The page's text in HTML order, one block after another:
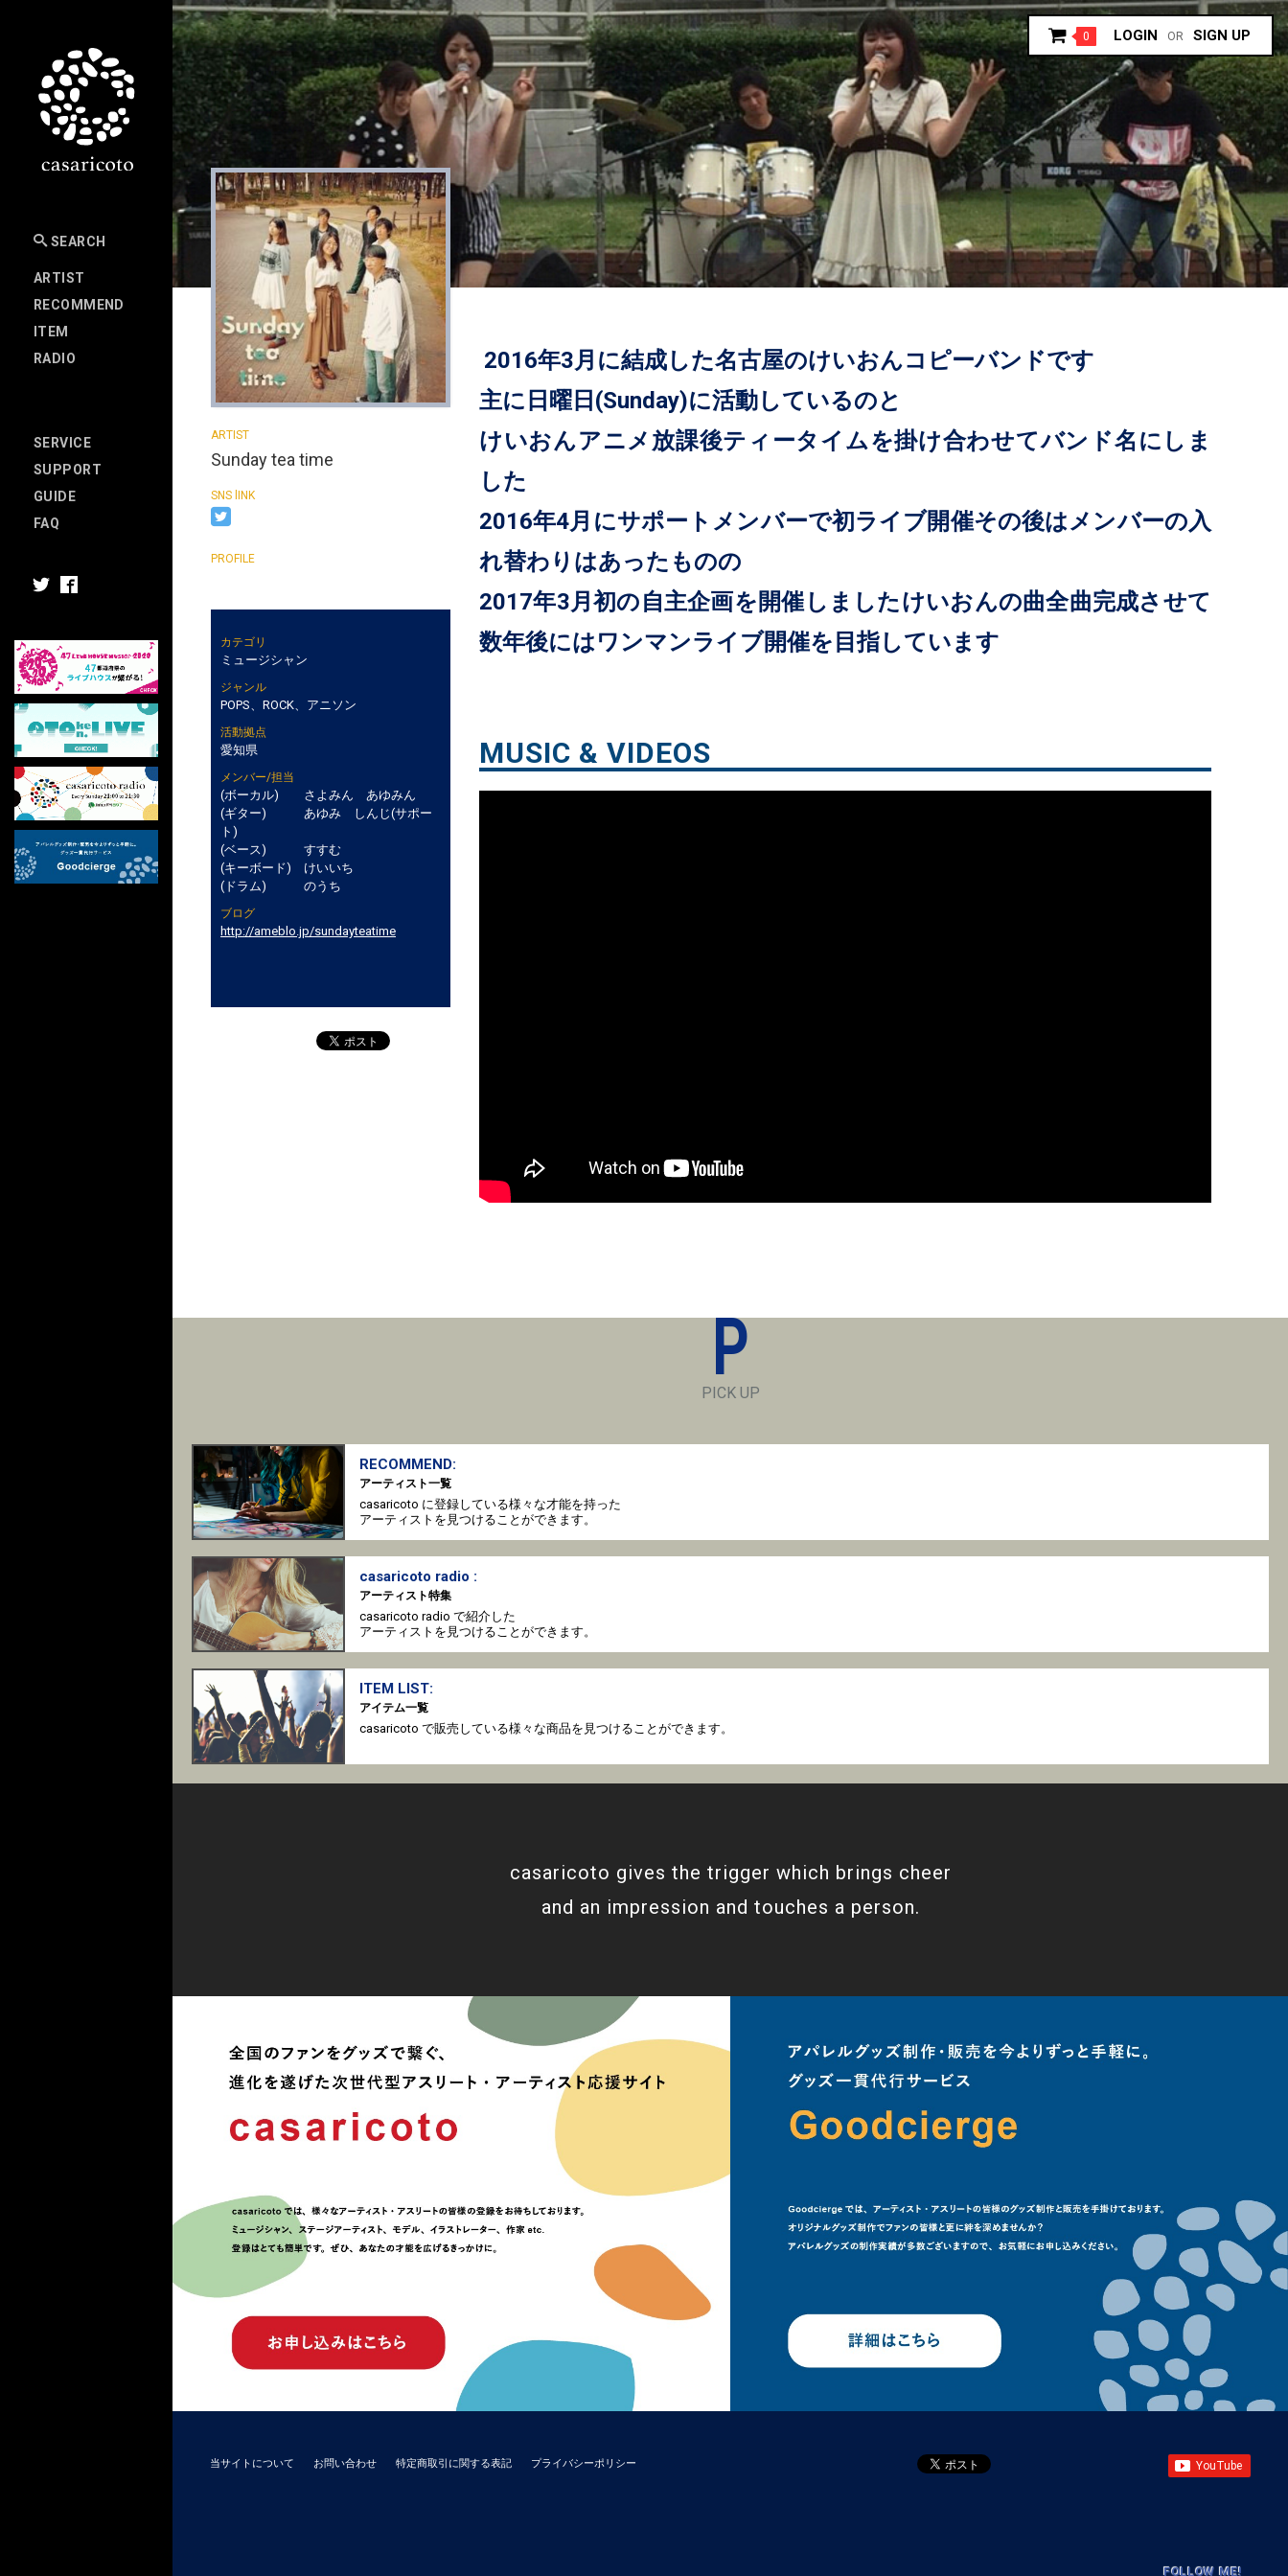
SEARCH
ARTIST
RECOMMEND
ITEM
RADIO
SERVICE
SUPPORT
GUIDE
FAQ
0 LOGIN OR SIGN UP
Sunday tea time
カテゴリ
ミュージシャン
ジャンル
POPS、ROCK、アニソン
活動拠点
愛知県
メンバー/担当
(ボーカル) さよみん あゆみん
(ギター) あゆみ しんじ(サポー
ト)
(ベース) すすむ
(キーボード) けいいち
(ドラム) のうち
ブログ
http://ameblo.jp/sundayteatime
2016年3月に結成した名古屋のけいおんコピーバンドです
主に日曜日(Sunday)に活動しているのと
けいおんアニメ放課後ティータイムを掛け合わせてバンド名にしま
した
2016年4月にサポートメンバーで初ライブ開催その後はメンバーの入
れ替わりはあったものの
2017年3月初の自主企画を開催しましたけいおんの曲全曲完成させて
数年後にはワンマンライブ開催を目指しています
MUSIC & VIDEOS
P
PICK UP
RECOMMEND:
アーティスト一覧
casaricoto に登録している様々な才能を持った
アーティストを見つけることができます。
casaricoto radio :
アーティスト特集
casaricoto radio で紹介した
アーティストを見つけることができます。
ITEM LIST:
アイテム一覧
casaricoto で販売している様々な商品を見つけることができます。
casaricoto gives the trigger which brings cheer
and an impression and touches a person.
FOLLOW ME!
当サイトについて お問い合わせ 特定商取引に関する表記 プライバシーポリシー